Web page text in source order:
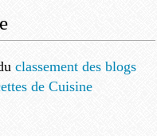
classement des blogs
de Cuisine